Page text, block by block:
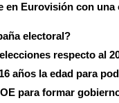
en Eurovisión con una
electoral?
respecto al
años la edad para
para formar